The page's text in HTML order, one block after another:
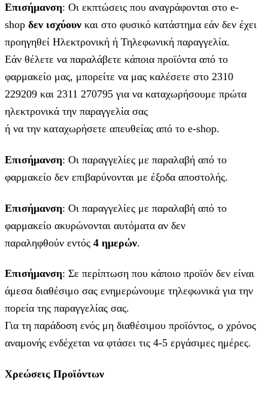
Επισήμανση: Οι εκπτώσεις που αναγράφονται στο e-
shop δεν ισχύουν και στο φυσικό κατάστημα εάν δεν έχει
προηγηθεί Ηλεκτρονική ή Τηλεφωνική παραγγελία.
Εάν θέλετε να παραλάβετε κάποια προϊόντα από το
φαρμακείο μας, μπορείτε να μας καλέσετε στο 2310
229209 και 2311 270795 για να καταχωρήσουμε πρώτα
ηλεκτρονικά την παραγγελία σας
ή να την καταχωρήσετε απευθείας από το e-shop.
Επισήμανση: Οι παραγγελίες με παραλαβή από το
φαρμακείο δεν επιβαρύνονται με έξοδα αποστολής.
Επισήμανση: Οι παραγγελίες με παραλαβή από το
φαρμακείο ακυρώνονται αυτόματα αν δεν
παραληφθούν εντός 4 ημερών.
Επισήμανση: Σε περίπτωση που κάποιο προϊόν δεν είναι
άμεσα διαθέσιμο σας ενημερώνουμε τηλεφωνικά για την
πορεία της παραγγελίας σας.
Για τη παράδοση ενός μη διαθέσιμου προϊόντος, ο χρόνος
αναμονής ενδέχεται να φτάσει τις 4-5 εργάσιμες ημέρες.
Χρεώσεις Προϊόντων